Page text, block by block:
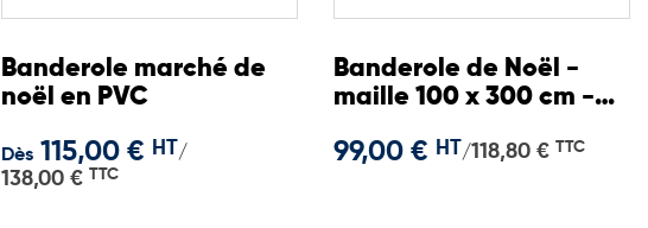
Banderole marché de
noël en PVC
Dès 115,00 € HT/
138,00 € TTC
Banderole de Noël -
maille 100 x 300 cm -
99,00 € HT/118,80 € TTC